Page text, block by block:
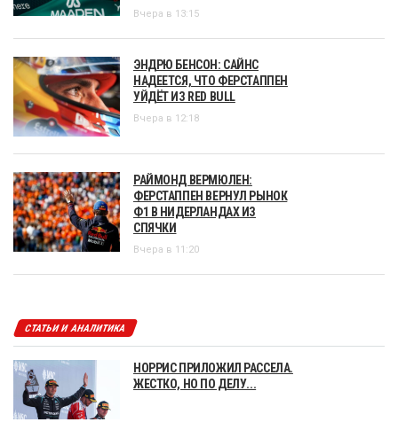
Вчера в 13:15
ЭНДРЮ БЕНСОН: САЙНС
НАДЕЕТСЯ, ЧТО ФЕРСТАППЕН
УЙДЁТ ИЗ RED BULL
Вчера в 12:18
РАЙМОНД ВЕРМЮЛЕН:
ФЕРСТАППЕН ВЕРНУЛ РЫНОК
Ф1 В НИДЕРЛАНДАХ ИЗ
СПЯЧКИ
Вчера в 11:20
СТАТЬИ И АНАЛИТИКА
НОРРИС ПРИЛОЖИЛ РАССЕЛА.
ЖЕСТКО, НО ПО ДЕЛУ...